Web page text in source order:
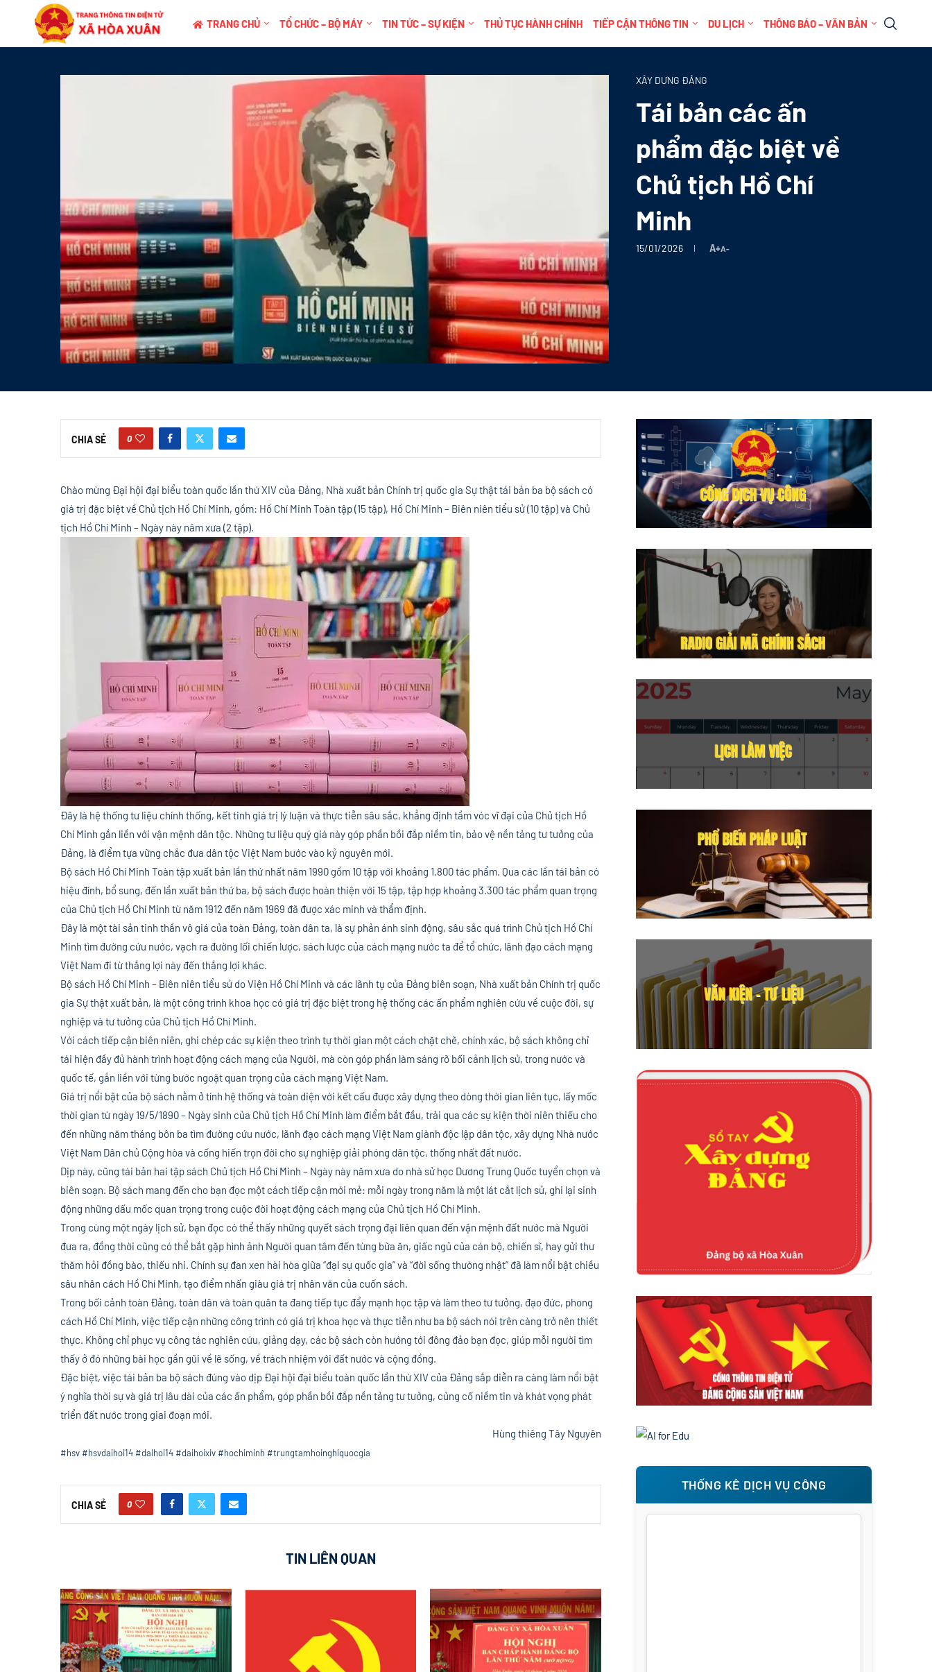
TRANG CHỦ TỔ CHỨC – BỘ MÁY TIN TỨC – SỰ KIỆN THỦ TỤC HÀNH CHÍNH TIẾP CẬN THÔNG TIN DU LỊCH THÔNG BÁO – VĂN BẢN
XÂY DỰNG ĐẢNG
Tái bản các ấn
phẩm đặc biệt về
Chủ tịch Hồ Chí
Minh
15/01/2026 A+A-
CHIA SẺ 0
Chào mừng Đại hội đại biểu toàn quốc lần thứ XIV của Đảng, Nhà xuất bản Chính trị quốc gia Sự thật tái bản ba bộ sách có
giá trị đặc biệt về Chủ tịch Hồ Chí Minh, gồm: Hồ Chí Minh Toàn tập (15 tập), Hồ Chí Minh – Biên niên tiểu sử (10 tập) và Chủ
tịch Hồ Chí Minh – Ngày này năm xưa (2 tập).
Đây là hệ thống tư liệu chính thống, kết tinh giá trị lý luận và thực tiễn sâu sắc, khẳng định tầm vóc vĩ đại của Chủ tịch Hồ
Chí Minh gắn liền với vận mệnh dân tộc. Những tư liệu quý giá này góp phần bồi đắp niềm tin, bảo vệ nền tảng tư tưởng của
Đảng, là điểm tựa vững chắc đưa dân tộc Việt Nam bước vào kỷ nguyên mới.
Bộ sách Hồ Chí Minh Toàn tập xuất bản lần thứ nhất năm 1990 gồm 10 tập với khoảng 1.800 tác phẩm. Qua các lần tái bản có
hiệu đính, bổ sung, đến lần xuất bản thứ ba, bộ sách được hoàn thiện với 15 tập, tập hợp khoảng 3.300 tác phẩm quan trọng
của Chủ tịch Hồ Chí Minh từ năm 1912 đến năm 1969 đã được xác minh và thẩm định.
Đây là một tài sản tinh thần vô giá của toàn Đảng, toàn dân ta, là sự phản ánh sinh động, sâu sắc quá trình Chủ tịch Hồ Chí
Minh tìm đường cứu nước, vạch ra đường lối chiến lược, sách lược của cách mạng nước ta để tổ chức, lãnh đạo cách mạng
Việt Nam đi từ thắng lợi này đến thắng lợi khác.
Bộ sách Hồ Chí Minh – Biên niên tiểu sử do Viện Hồ Chí Minh và các lãnh tụ của Đảng biên soạn, Nhà xuất bản Chính trị quốc
gia Sự thật xuất bản, là một công trình khoa học có giá trị đặc biệt trong hệ thống các ấn phẩm nghiên cứu về cuộc đời, sự
nghiệp và tư tưởng của Chủ tịch Hồ Chí Minh.
Với cách tiếp cận biên niên, ghi chép các sự kiện theo trình tự thời gian một cách chặt chẽ, chính xác, bộ sách không chỉ
tái hiện đầy đủ hành trình hoạt động cách mạng của Người, mà còn góp phần làm sáng rõ bối cảnh lịch sử, trong nước và
quốc tế, gắn liền với từng bước ngoặt quan trọng của cách mạng Việt Nam.
Giá trị nổi bật của bộ sách nằm ở tính hệ thống và toàn diện với kết cấu được xây dựng theo dòng thời gian liên tục, lấy mốc
thời gian từ ngày 19/5/1890 – Ngày sinh của Chủ tịch Hồ Chí Minh làm điểm bắt đầu, trải qua các sự kiện thời niên thiếu cho
đến những năm tháng bôn ba tìm đường cứu nước, lãnh đạo cách mạng Việt Nam giành độc lập dân tộc, xây dựng Nhà nước
Việt Nam Dân chủ Cộng hòa và cống hiến trọn đời cho sự nghiệp giải phóng dân tộc, thống nhất đất nước.
Dịp này, cũng tái bản hai tập sách Chủ tịch Hồ Chí Minh – Ngày này năm xưa do nhà sử học Dương Trung Quốc tuyển chọn và
biên soạn. Bộ sách mang đến cho bạn đọc một cách tiếp cận mới mẻ: mỗi ngày trong năm là một lát cắt lịch sử, ghi lại sinh
động những dấu mốc quan trọng trong cuộc đời hoạt động cách mạng của Chủ tịch Hồ Chí Minh.
Trong cùng một ngày lịch sử, bạn đọc có thể thấy những quyết sách trọng đại liên quan đến vận mệnh đất nước mà Người
đưa ra, đồng thời cũng có thể bắt gặp hình ảnh Người quan tâm đến từng bữa ăn, giấc ngủ của cán bộ, chiến sĩ, hay gửi thư
thăm hỏi đồng bào, thiếu nhi. Chính sự đan xen hài hòa giữa “đại sự quốc gia” và “đời sống thường nhật” đã làm nổi bật chiều
sâu nhân cách Hồ Chí Minh, tạo điểm nhấn giàu giá trị nhân văn của cuốn sách.
Trong bối cảnh toàn Đảng, toàn dân và toàn quân ta đang tiếp tục đẩy mạnh học tập và làm theo tư tưởng, đạo đức, phong
cách Hồ Chí Minh, việc tiếp cận những công trình có giá trị khoa học và thực tiễn như ba bộ sách nói trên càng trở nên thiết
thực. Không chỉ phục vụ công tác nghiên cứu, giảng dạy, các bộ sách còn hướng tới đông đảo bạn đọc, giúp mỗi người tìm
thấy ở đó những bài học gần gũi về lẽ sống, về trách nhiệm với đất nước và cộng đồng.
Đặc biệt, việc tái bản ba bộ sách đúng vào dịp Đại hội đại biểu toàn quốc lần thứ XIV của Đảng sắp diễn ra càng làm nổi bật
ý nghĩa thời sự và giá trị lâu dài của các ấn phẩm, góp phần bồi đắp nền tảng tư tưởng, củng cố niềm tin và khát vọng phát
triển đất nước trong giai đoạn mới.
Hùng thiêng Tây Nguyên
#hsv #hsvdaihoi14 #daihoi14 #daihoixiv #hochiminh #trungtamhoinghiquocgia
CHIA SẺ 0
TIN LIÊN QUAN
THỐNG KÊ DỊCH VỤ CÔNG